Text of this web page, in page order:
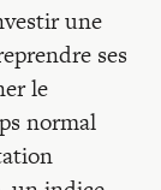
une
ses
le
normal